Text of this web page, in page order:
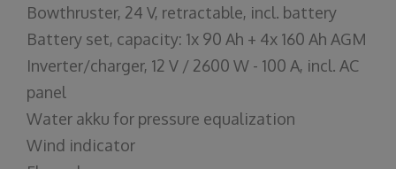
Bowthruster, 24 V, retractable, incl. battery
Battery set, capacity: 1x 90 Ah + 4x 160 Ah AGM
Inverter/charger, 12 V / 2600 W - 100 A, incl. AC
panel
Water akku for pressure equalization
Wind indicator